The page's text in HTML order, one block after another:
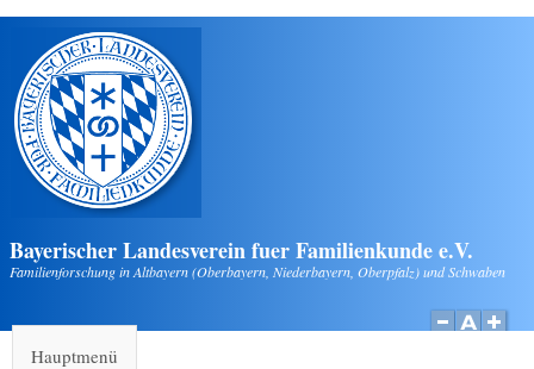
Direkt zum Inhalt
Bayerischer Landesverein fuer Familienkunde e.V.
Familienforschung in Altbayern (Oberbayern, Niederbayern, Oberpfalz) und Schwaben
Hauptmenü